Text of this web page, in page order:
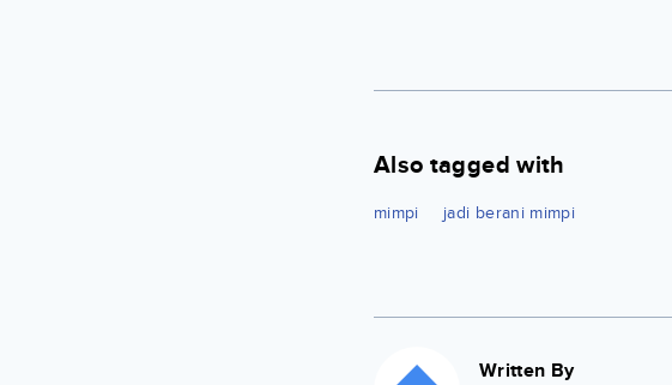
Also tagged with
mimpi jadi berani mimpi
Written By